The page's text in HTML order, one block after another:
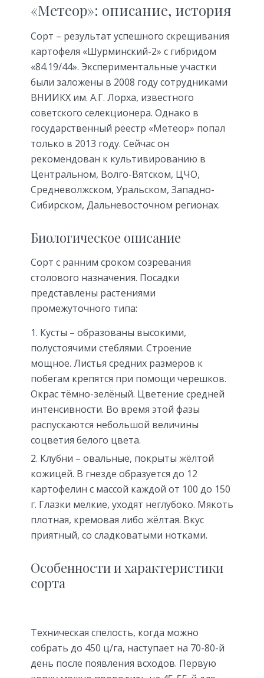
«Метеор»: описание, история
Сорт – результат успешного скрещивания
картофеля «Шурминский-2» с гибридом
«84.19/44». Экспериментальные участки
были заложены в 2008 году сотрудниками
ВНИИКХ им. А.Г. Лорха, известного
советского селекционера. Однако в
государственный реестр «Метеор» попал
только в 2013 году. Сейчас он
рекомендован к культивированию в
Центральном, Волго-Вятском, ЦЧО,
Средневолжском, Уральском, Западно-
Сибирском, Дальневосточном регионах.
Биологическое описание
Сорт с ранним сроком созревания
столового назначения. Посадки
представлены растениями
промежуточного типа:
Кусты – образованы высокими,
полустоячими стеблями. Строение
мощное. Листья средних размеров к
побегам крепятся при помощи черешков.
Окрас тёмно-зелёный. Цветение средней
интенсивности. Во время этой фазы
распускаются небольшой величины
соцветия белого цвета.
Клубни – овальные, покрыты жёлтой
кожицей. В гнезде образуется до 12
картофелин с массой каждой от 100 до 150
г. Глазки мелкие, уходят неглубоко. Мякоть
плотная, кремовая либо жёлтая. Вкус
приятный, со сладковатыми нотками.
Особенности и характеристики
сорта
Техническая спелость, когда можно
собрать до 450 ц/га, наступает на 70-80-й
день после появления всходов. Первую